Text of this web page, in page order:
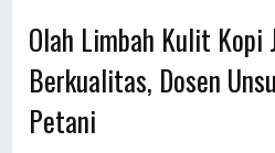
Olah Limbah Kulit Kopi
Berkualitas, Dosen
Petani